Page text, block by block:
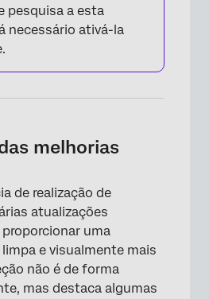
pesquisa a esta
necessário ativá-la
melhorias
de realização de
atualizações
uma
e visualmente mais
não é de forma
mas destaca algumas